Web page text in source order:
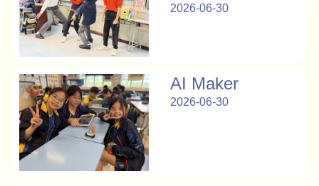
2026-06-30
AI Maker
2026-06-30